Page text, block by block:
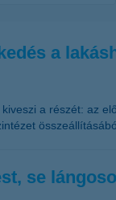
a
a részét: az
se